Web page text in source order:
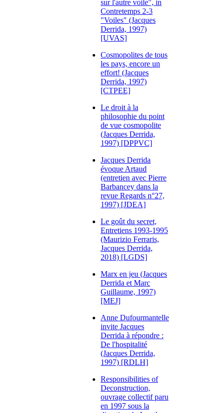
sur l'autre voile", in
Contretemps 2-3
"Voiles" (Jacques
Derrida, 1997)
[UVAS]
Cosmopolites de tous
les pays, encore un
effort! (Jacques
Derrida, 1997)
[CTPEE]
Le droit à la
philosophie du point
de vue cosmopolite
(Jacques Derrida,
1997) [DPPVC]
Jacques Derrida
évoque Artaud
(entretien avec Pierre
Barbancey dans la
revue Regards n°27,
1997) [JDEA]
Le goût du secret,
Entretiens 1993-1995
(Maurizio Ferraris,
Jacques Derrida,
2018) [LGDS]
Marx en jeu (Jacques
Derrida et Marc
Guillaume, 1997)
[MEJ]
Anne Dufourmantelle
invite Jacques
Derrida à répondre :
De l'hospitalité
(Jacques Derrida,
1997) [RDLH]
Responsibilities of
Deconstruction,
ouvrage collectif paru
en 1997 sous la